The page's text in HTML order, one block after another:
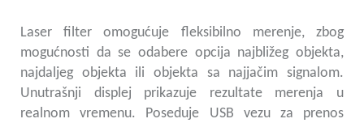
Laser filter omogućuje fleksibilno merenje, zbog
mogućnosti da se odabere opcija najbližeg objekta,
najdaljeg objekta ili objekta sa najjačim signalom.
Unutrašnji displej prikazuje rezultate merenja u
realnom vremenu. Poseduje USB vezu za prenos